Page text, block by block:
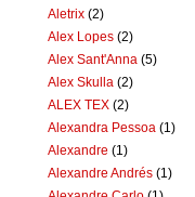
Aletrix (2)
Alex Lopes (2)
Alex Sant'Anna (5)
Alex Skulla (2)
ALEX TEX (2)
Alexandra Pessoa (1)
Alexandre (1)
Alexandre Andrés (1)